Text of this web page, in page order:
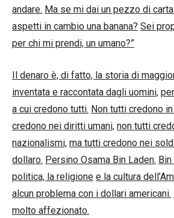
andare. Ma se mi dai un pezzo di
aspetti in cambio una banana? Sei
per chi mi prendi, un umano?”
Il denaro è, di fatto, la storia di
inventata e raccontata dagli uomini,
a cui credono tutti. Non tutti credono
credono nei diritti umani, non tutti
nazionalismi, ma tutti credono nei
dollaro. Persino Osama Bin Laden.
politica, la religione e la cultura
alcun problema con i dollari americani.
molto affezionato.